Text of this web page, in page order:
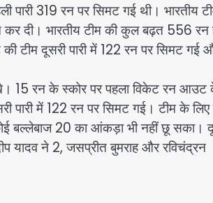
पारी 319 रन पर सिमट गई थी। भारतीय
कर दी। भारतीय टीम की कुल बढ़त 556 रन
टीम दूसरी पारी में 122 रन पर सिमट गई
15 रन के स्कोर पर पहला विकेट रन
पारी में 122 रन पर सिमट गई। टीम के
बल्लेबाज 20 का आंकड़ा भी नहीं छू सका।
यादव ने 2, जसप्रीत बुमराह और रविचंद्रन